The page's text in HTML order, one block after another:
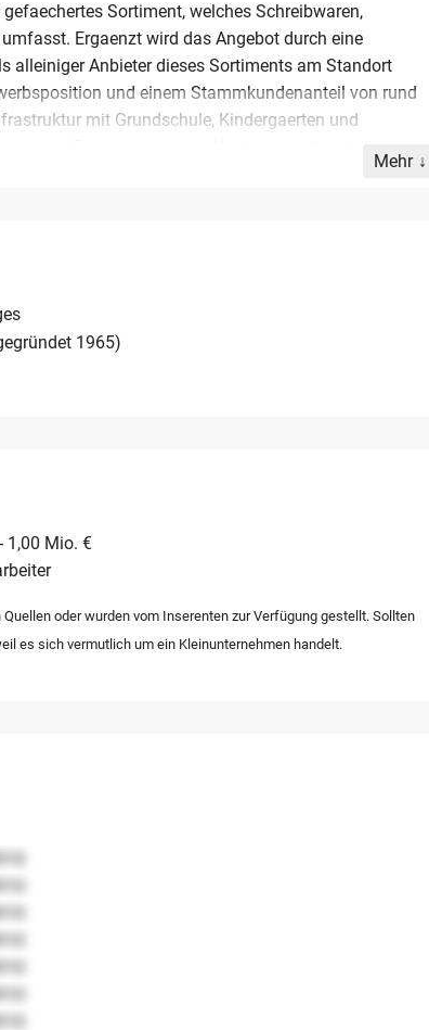
Sortiment, welches Schreibwaren,
Ergaenzt wird das Angebot durch eine
alleiniger Anbieter dieses Sortiments am Standort
und einem Stammkundenanteil von rund
mit Grundschule, Kindergaerten und
in Nordrhein-Westfalen.
Mehr
1965)
1,00 Mio. €
oder wurden vom Inserenten zur Verfügung gestellt. Sollten
es sich vermutlich um ein Kleinunternehmen handelt.